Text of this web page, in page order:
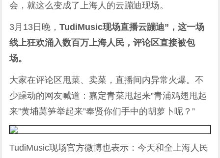
会，就这么变成了上海人 的云蹦迪现场。
3月13日晚，TudiMusic现场直播云蹦迪”，这一场
线上狂欢涌入数百万上海人民，评论区直接被包
场。
大家在评论区甩菜、卖菜，直播间内异常火爆。不
少躁动的网友喊道：嘉定青菜甩起来”青浦鸡翅甩起
来”黄埔莴笋举起来”奉贤你们手中的胡萝卜呢？”
TudiMusic现场官方微博也表示：今天和全上海人民